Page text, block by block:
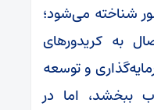
شناخته می‌شود؛
به کریدورهای
و توسعه
ببخشد، اما در